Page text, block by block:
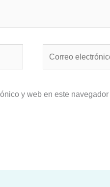
electrónico*
y web en este